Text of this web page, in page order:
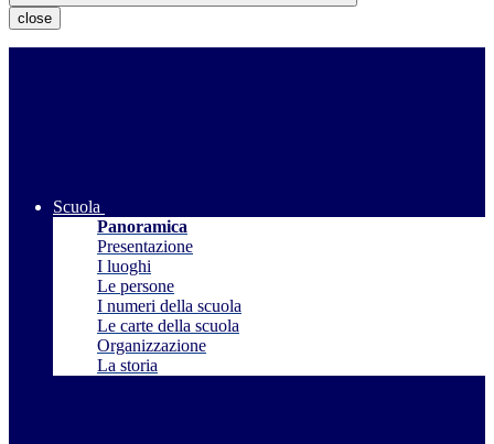
close
Scuola
Panoramica
Presentazione
I luoghi
Le persone
I numeri della scuola
Le carte della scuola
Organizzazione
La storia